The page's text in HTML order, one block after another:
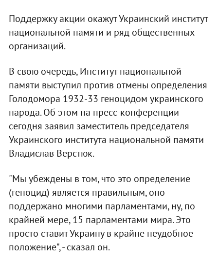
Поддержку акции окажут Украинский институт
национальной памяти и ряд общественных
организаций.
В свою очередь, Институт национальной
памяти выступил против отмены определения
Голодомора 1932-33 геноцидом украинского
народа. Об этом на пресс-конференции
сегодня заявил заместитель председателя
Украинского института национальной памяти
Владислав Верстюк.
"Мы убеждены в том, что это определение
(геноцид) является правильным, оно
поддержано многими парламентами, ну, по
крайней мере, 15 парламентами мира. Это
просто ставит Украину в крайне неудобное
положение", - сказал он.